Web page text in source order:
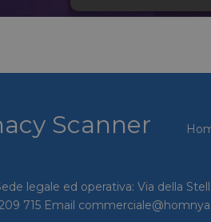
Scanner
legale ed operativa: Via della
715 Email
NOME